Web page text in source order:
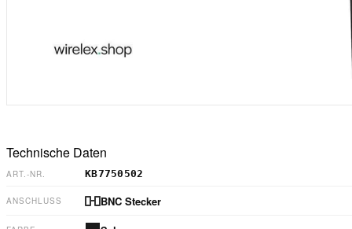
Technische Daten
ART.-NR. KB7750502
ANSCHLUSS BNC Stecker